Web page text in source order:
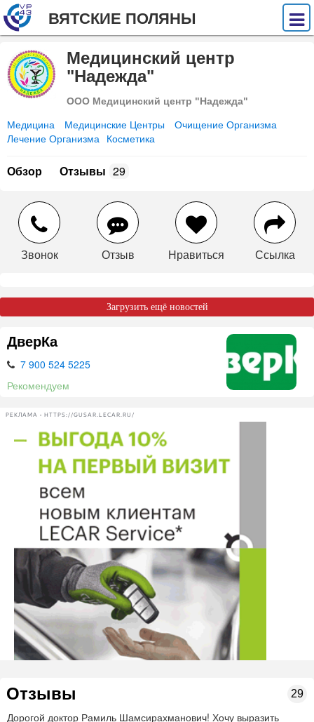
ВЯТСКИЕ ПОЛЯНЫ
Медицинский центр
"Надежда"
ООО Медицинский центр "Надежда"
Медицина Медицинские Центры
Очищение Организма
Лечение Организма Косметика
Обзор Отзывы 29
Звонок Отзыв Нравиться Ссылка
Загрузить ещё новостей
ДверКа
7 900 524 5225
Рекомендуем
РЕКЛАМА • HTTPS://GUSAR.LECAR.RU/
Отзывы 29
Дорогой доктор Рамиль Шамсирахманович! Хочу выразить